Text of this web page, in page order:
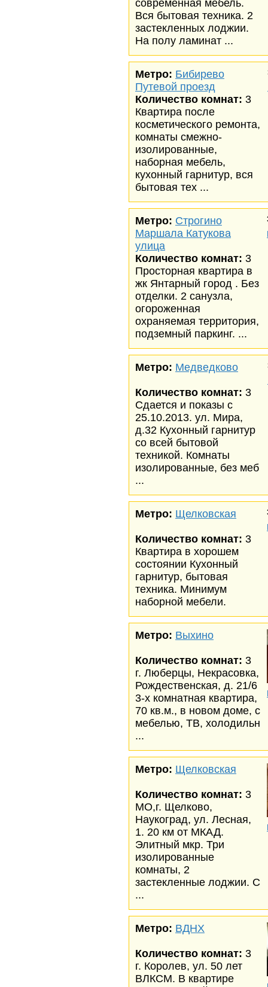
современная мебель.
Вся бытовая техника. 2
застекленных лоджии.
На полу ламинат ...
Метро: Бибирево
Путевой проезд
Количество комнат: 3
Квартира после
косметического ремонта,
комнаты смежно-
изолированные,
наборная мебель,
кухонный гарнитур, вся
бытовая тех ...
Метро: Строгино
Маршала Катукова
улица
Количество комнат: 3
Просторная квартира в
жк Янтарный город . Без
отделки. 2 санузла,
огороженная
охраняемая территория,
подземный паркинг. ...
Метро: Медведково
Количество комнат: 3
Сдается и показы с
25.10.2013. ул. Мира,
д.32 Кухонный гарнитур
со всей бытовой
техникой. Комнаты
изолированные, без меб
...
Метро: Щелковская
Количество комнат: 3
Квартира в хорошем
состоянии Кухонный
гарнитур, бытовая
техника. Минимум
наборной мебели.
Метро: Выхино
Количество комнат: 3
г. Люберцы, Некрасовка,
Рождественская, д. 21/6
3-х комнатная квартира,
70 кв.м., в новом доме, с
мебелью, ТВ, холодильн
...
Метро: Щелковская
Количество комнат: 3
МО,г. Щелково,
Наукоград, ул. Лесная,
1. 20 км от МКАД.
Элитный мкр. Три
изолированные
комнаты, 2
застекленные лоджии. С
...
Метро: ВДНХ
Количество комнат: 3
г. Королев, ул. 50 лет
ВЛКСМ. В квартире